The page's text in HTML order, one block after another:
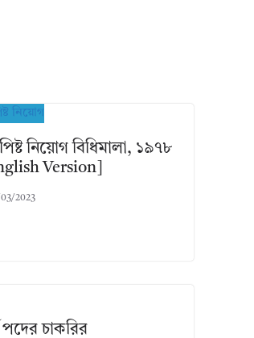
নিয়োগ বিধিমালা, ১৯৭৮
Version]
2023
পদের চাকরির